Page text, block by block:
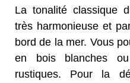
La tonalité classique
très harmonieuse et
bord de la mer. Vous
en bois blanches
rustiques. Pour la